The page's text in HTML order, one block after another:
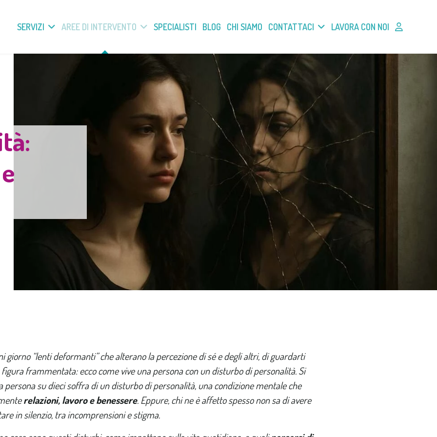
SERVIZI AREE DI INTERVENTO SPECIALISTI BLOG CHI SIAMO CONTATTACI LAVORA CON NOI
giorno “lenti deformanti” che alterano la percezione di sé e degli altri, di guardarti
frammentata: ecco come vive una persona con un disturbo di personalità. Si
persona su dieci soffra di un disturbo di personalità, una condizione mentale che
relazioni, lavoro e benessere. Eppure, chi ne è affetto spesso non sa di avere
in silenzio, tra incomprensioni e stigma.